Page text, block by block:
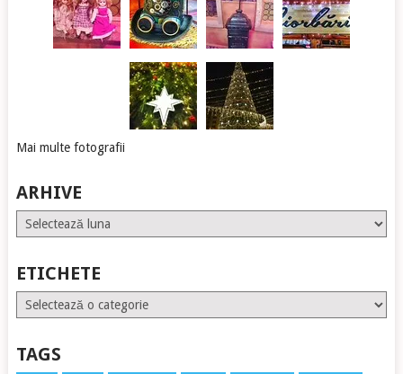
Mai multe fotografii
ARHIVE
Arhive
ETICHETE
Etichete
TAGS